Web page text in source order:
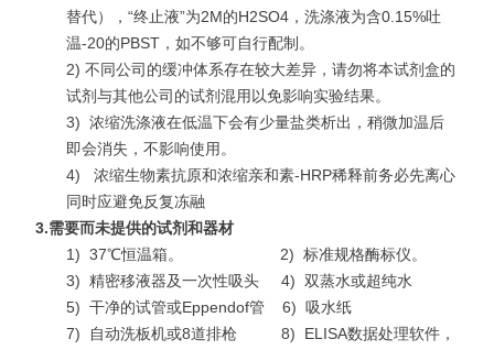
替代），“终止液”为2M的H2SO4，洗涤液为含0.15%吐
温-20的PBST，如不够可自行配制。
2) 不同公司的缓冲体系存在较大差异，请勿将本试剂盒的
试剂与其他公司的试剂混用以免影响实验结果。
3) 浓缩洗涤液在低温下会有少量盐类析出，稍微加温后
即会消失，不影响使用。
4)
浓缩生物素抗原和浓缩亲和素-HRP稀释前务必先离心
同时应避免反复冻融
3.需要而未提供的试剂和器材
1) 37℃恒温箱。 2) 标准规格酶标仪。
3) 精密移液器及一次性吸头 4) 双蒸水或超纯水
5) 干净的试管或Eppendof管 6) 吸水纸
7)
自动洗板机或8道排枪 8)
ELISA数据处理软件，